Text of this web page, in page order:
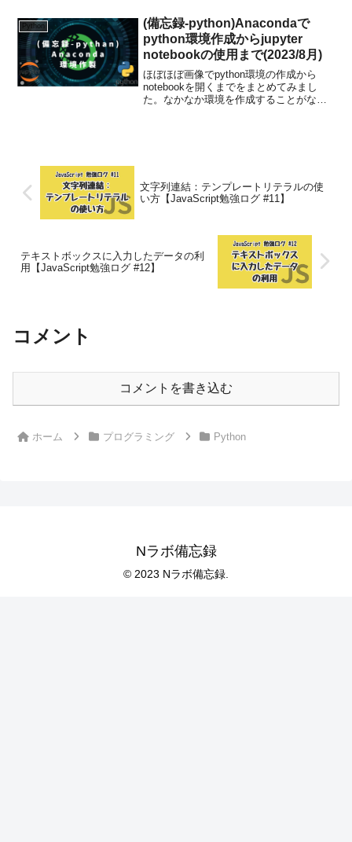
てみたいと思います。...
Python
(備忘録-python)Anacondaで
python環境作成からjupyter
notebookの使用まで(2023/8月)
ほぼほぼ画像でpython環境の作成から
notebookを開くまでをまとめてみまし
た。なかなか環境を作成することがない
文字列連結：テンプレートリテラルの使
い方【JavaScript勉強ログ #11】
テキストボックスに入力したデータの利
用【JavaScript勉強ログ #12】
コメント
コメントを書き込む
ホーム プログラミング Python
Nラボ備忘録
© 2023 Nラボ備忘録.